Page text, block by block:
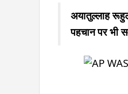
अयातुल्लाह
पहचान पर भी